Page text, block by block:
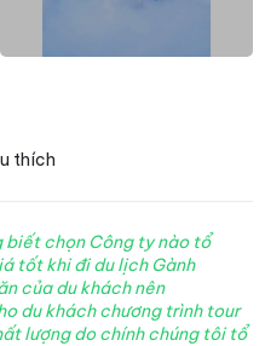
thích
biết chọn Công ty nào tổ
tốt khi đi du lịch Gành
của du khách nên
du khách chương trình tour
lượng do chính chúng tôi tổ